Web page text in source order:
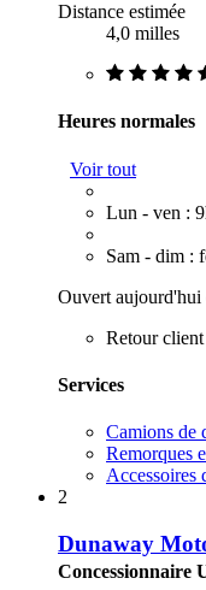
Distance estimée
4,0 milles
Heures normales
Voir tout
Lun - ven :
Sam - dim :
Ouvert aujourd'hui
Retour
Services
Camions de
Remorques
Accessoires
2
Dunaway
Concessionnaire